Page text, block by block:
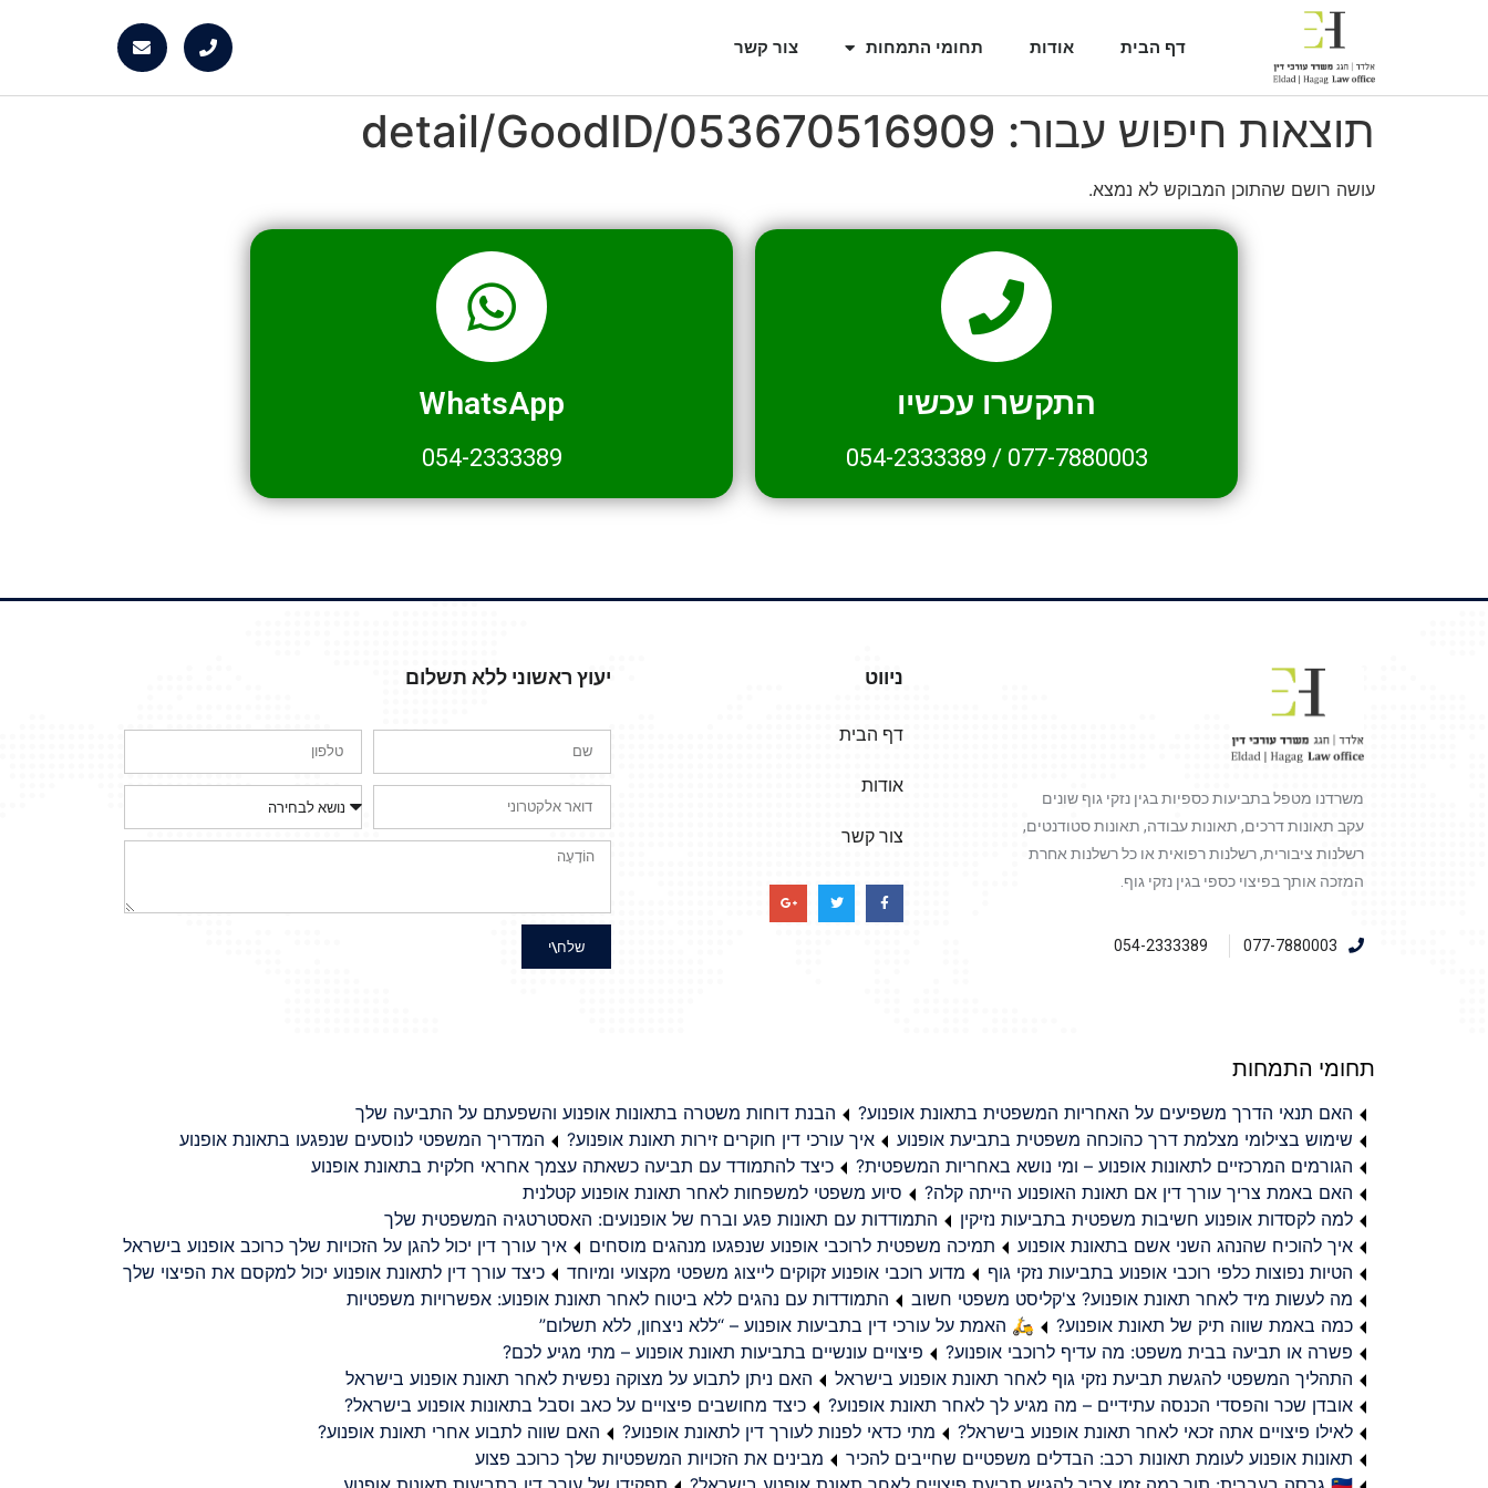
דף הבית אודות תחומי התמחות צור קשר
תוצאות חיפוש עבור: detail/GoodID/053670516909
עושה רושם שהתוכן המבוקש לא נמצא.
התקשרו עכשיו
077-7880003
/
054-2333389
WhatsApp
054-2333389
משרדנו מטפל בתביעות כספיות בגין נזקי גוף שונים
עקב תאונות דרכים, תאונות עבודה, תאונות סטודנטים,
רשלנות ציבורית, רשלנות רפואית או כל רשלנות אחרת
המזכה אותך בפיצוי כספי בגין נזקי גוף.
077-7880003
054-2333389
ניווט
דף הבית
אודות
צור קשר
יעוץ ראשוני ללא תשלום
שלח\י
תחומי התמחות
האם תנאי הדרך משפיעים על האחריות המשפטית בתאונת אופנוע?
הבנת דוחות משטרה בתאונות אופנוע והשפעתם על התביעה שלך
שימוש בצילומי מצלמת דרך כהוכחה משפטית בתביעת אופנוע
איך עורכי דין חוקרים זירות תאונת אופנוע?
המדריך המשפטי לנוסעים שנפגעו בתאונת אופנוע
הגורמים המרכזיים לתאונות אופנוע – ומי נושא באחריות המשפטית?
כיצד להתמודד עם תביעה כשאתה עצמך אחראי חלקית בתאונת אופנוע
האם באמת צריך עורך דין אם תאונת האופנוע הייתה קלה?
סיוע משפטי למשפחות לאחר תאונת אופנוע קטלנית
למה לקסדות אופנוע חשיבות משפטית בתביעות נזיקין
התמודדות עם תאונות פגע וברח של אופנועים: האסטרטגיה המשפטית שלך
איך להוכיח שהנהג השני אשם בתאונת אופנוע
תמיכה משפטית לרוכבי אופנוע שנפגעו מנהגים מוסחים
איך עורך דין יכול להגן על הזכויות שלך כרוכב אופנוע בישראל
הטיות נפוצות כלפי רוכבי אופנוע בתביעות נזקי גוף
מדוע רוכבי אופנוע זקוקים לייצוג משפטי מקצועי ומיוחד
כיצד עורך דין לתאונת אופנוע יכול למקסם את הפיצוי שלך
מה לעשות מיד לאחר תאונת אופנוע? צ'קליסט משפטי חשוב
התמודדות עם נהגים ללא ביטוח לאחר תאונת אופנוע: אפשרויות משפטיות
כמה באמת שווה תיק של תאונת אופנוע?
🛵 האמת על עורכי דין בתביעות אופנוע – “ללא ניצחון, ללא תשלום”
פשרה או תביעה בבית משפט: מה עדיף לרוכבי אופנוע?
פיצויים עונשיים בתביעות תאונת אופנוע – מתי מגיע לכם?
התהליך המשפטי להגשת תביעת נזקי גוף לאחר תאונת אופנוע בישראל
האם ניתן לתבוע על מצוקה נפשית לאחר תאונת אופנוע בישראל
אובדן שכר והפסדי הכנסה עתידיים – מה מגיע לך לאחר תאונת אופנוע?
כיצד מחושבים פיצויים על כאב וסבל בתאונות אופנוע בישראל?
לאילו פיצויים אתה זכאי לאחר תאונת אופנוע בישראל?
מתי כדאי לפנות לעורך דין לתאונת אופנוע?
האם שווה לתבוע אחרי תאונת אופנוע?
תאונות אופנוע לעומת תאונות רכב: הבדלים משפטיים שחייבים להכיר
מבינים את הזכויות המשפטיות שלך כרוכב פצוע